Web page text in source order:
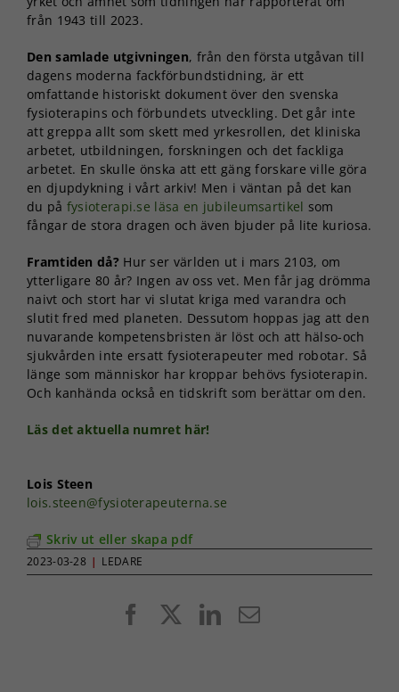
från 1943 till 2023.
Den samlade utgivningen, från den första utgåvan till
dagens moderna fackförbundstidning, är ett
omfattande historiskt dokument över den svenska
fysioterapins och förbundets utveckling. Det går inte
att greppa allt som skett med yrkesrollen, det kliniska
arbetet, utbildningen, forskningen och det fackliga
arbetet. En skulle önska att ett gäng forskare ville göra
en djupdykning i vårt arkiv! Men i väntan på det kan
du på fysioterapi.se läsa en jubileumsartikel som
fångar de stora dragen och även bjuder på lite kuriosa.
Framtiden då?Hur ser världen ut i mars 2103, om
ytterligare 80 år? Ingen av oss vet. Men får jag drömma
naivt och stort har vi slutat kriga med varandra och
slutit fred med planeten. Dessutom hoppas jag att den
nuvarande kompetensbristen är löst och att hälso-och
sjukvården inte ersatt fysioterapeuter med robotar. Så
länge som människor har kroppar behövs fysioterapin.
Och kanhända också en tidskrift som berättar om den.
Läs det aktuella numret här!
Lois Steen
lois.steen@fysioterapeuterna.se
Skriv ut eller skapa pdf
2023-03-28 | LEDARE
FacebookLinkedIn
E-